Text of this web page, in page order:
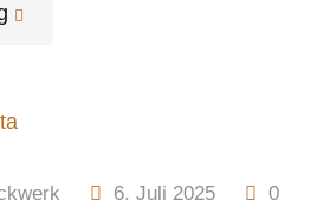
6. Juli 2025 0